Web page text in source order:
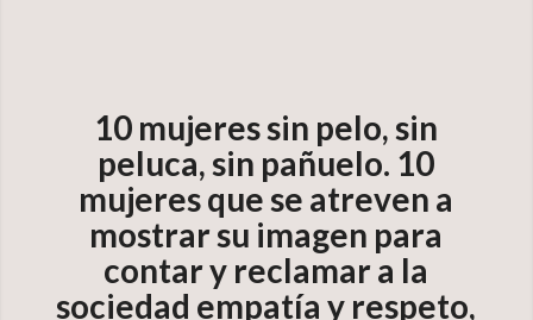
10 mujeres sin pelo, sin
peluca, sin pañuelo. 10
mujeres que se atreven a
mostrar su imagen para
contar y reclamar a la
sociedad empatía y respeto,